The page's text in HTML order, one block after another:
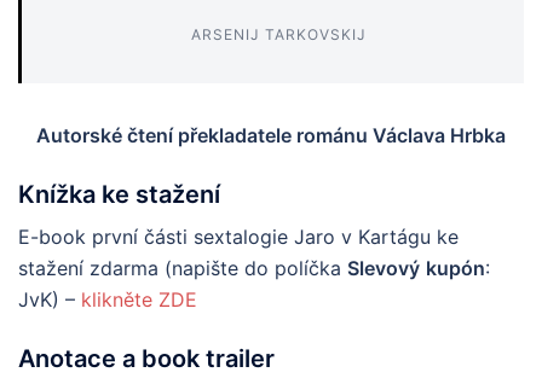
ARSENIJ TARKOVSKIJ
Autorské čtení překladatele románu Václava Hrbka
Knížka ke stažení
E-book první části sextalogie Jaro v Kartágu ke
stažení zdarma (napište do políčka Slevový kupón:
JvK) – klikněte ZDE
Anotace a book trailer